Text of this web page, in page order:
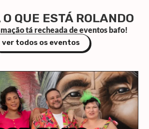
QUE ESTÁ ROLANDO
tá recheada de eventos bafo!
ver todos os eventos